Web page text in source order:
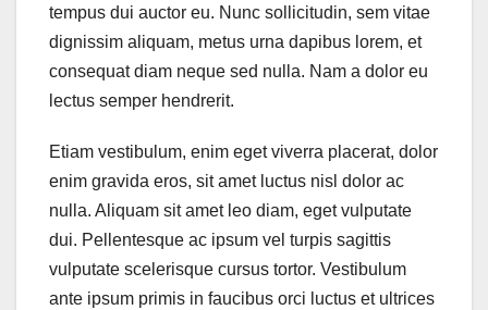
tempus dui auctor eu. Nunc sollicitudin, sem vitae
dignissim aliquam, metus urna dapibus lorem, et
consequat diam neque sed nulla. Nam a dolor eu
lectus semper hendrerit.
Etiam vestibulum, enim eget viverra placerat, dolor
enim gravida eros, sit amet luctus nisl dolor ac
nulla. Aliquam sit amet leo diam, eget vulputate
dui. Pellentesque ac ipsum vel turpis sagittis
vulputate scelerisque cursus tortor. Vestibulum
ante ipsum primis in faucibus orci luctus et ultrices